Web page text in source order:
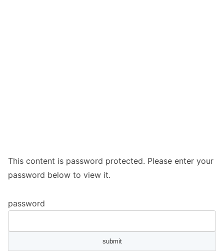
This content is password protected. Please enter your
password below to view it.
password